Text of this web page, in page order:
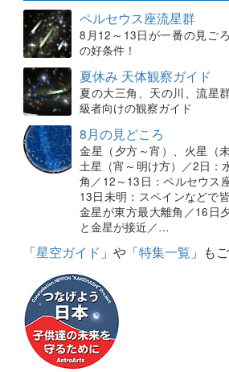
ペルセウス座流星群
8月12～13日が一番の見ご
の好条件！
夏休み 天体観察ガイド
夏の大三角、天の川、流星
級者向けの観察ガイド
8月の見どころ
金星（夕方～宵）、火星（
土星（宵～明け方）／2日：
角／12～13日：ペルセウス
13日未明：スペインなどで
金星が東方最大離角／16日
と金星が接近／…
「星空ガイド 」や「特集一覧 」も